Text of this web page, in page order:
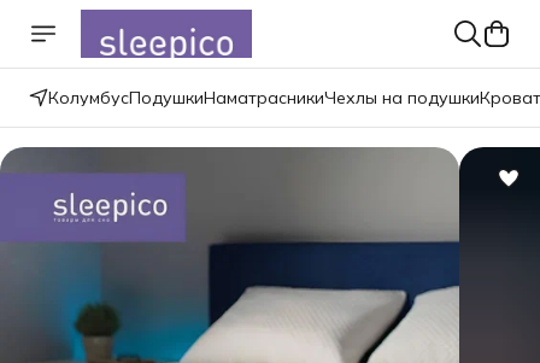
КолумбусПодушкиНаматрасникиЧехлы на подушки